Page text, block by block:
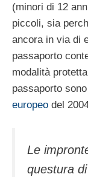
(mino­ri di 12
piccoli, sia
ancora in via di
passaporto
modalità
passaporto
europeo del
Le
questura